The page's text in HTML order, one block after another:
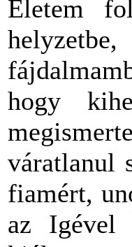
Életem
helyzetbe,
hogy
váratlanul
fiamért,
az Igével